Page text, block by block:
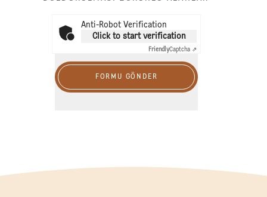
Anti-Robot Verification
Click to start verification
FriendlyCaptcha ⇗
FORMU GÖNDER